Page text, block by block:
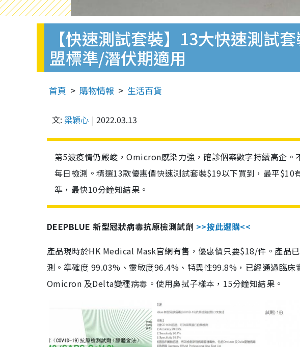
【快速測試套裝】13大快速測試
盟標準/潛伏期適用
首頁 購物情報 生活百貨
文: 梁穎心 2022.03.13
第5波疫情仍嚴峻，Omicron感染力強，確診個案數字持續高企
每日檢測。精選13款優惠價快速測試套裝$19以下買到，最平
準，最快10分鐘知結果。
DEEPBLUE 新型冠狀病毒抗原檢測試劑 >>按此選購<<
產品現時於HK Medical Mask官網有售，優惠價只要$18/件。產品
測。準確度 99.03%、靈敏度96.4%、特異性99.8%，已經通過臨
Omicron 及Delta變種病毒。使用鼻拭子樣本，15分鐘知結果。